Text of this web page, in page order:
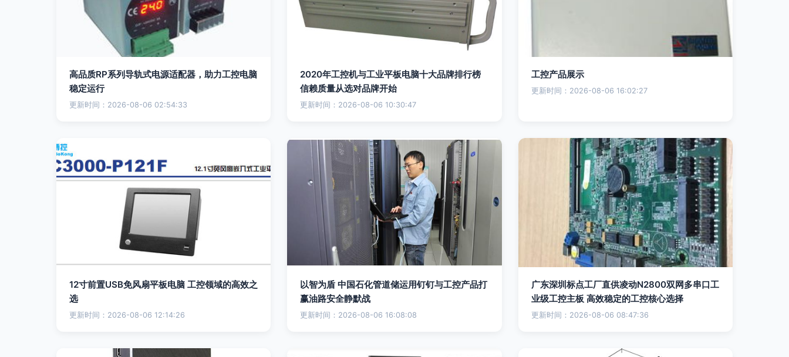
高品质RP系列导轨式电源适配器，助力工控电脑
稳定运行
更新时间：2026-08-06 02:54:33
2020年工控机与工业平板电脑十大品牌排行榜
信赖质量从选对品牌开始
更新时间：2026-08-06 10:30:47
工控产品展示
更新时间：2026-08-06 16:02:27
12寸前置USB免风扇平板电脑 工控领域的高效之
选
更新时间：2026-08-06 12:14:26
以智为盾 中国石化管道储运用钉钉与工控产品打
赢油路安全静默战
更新时间：2026-08-06 16:08:08
广东深圳标点工厂直供凌动N2800双网多串口工
业级工控主板 高效稳定的工控核心选择
更新时间：2026-08-06 08:47:36